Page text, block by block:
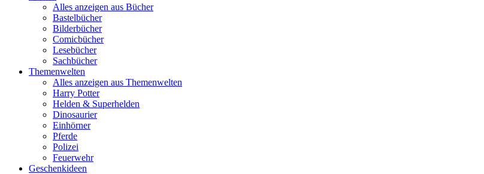
Alles anzeigen aus Bücher
Bastelbücher
Bilderbücher
Comicbücher
Lesebücher
Sachbücher
Themenwelten
Alles anzeigen aus Themenwelten
Harry Potter
Helden & Superhelden
Dinosaurier
Einhörner
Pferde
Polizei
Feuerwehr
Geschenkideen